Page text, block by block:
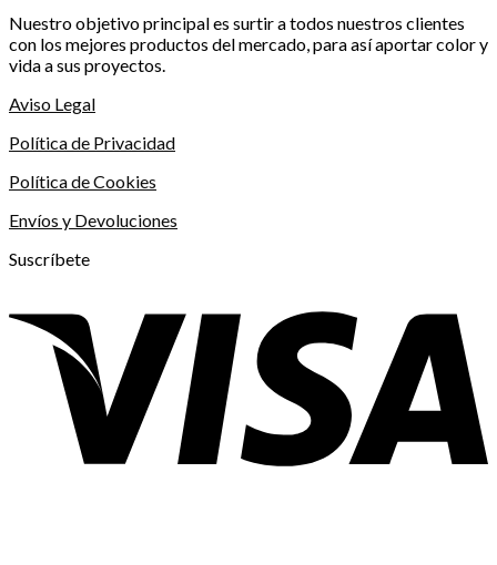
Nuestro objetivo principal es surtir a todos nuestros clientes
con los mejores productos del mercado, para así aportar color y
vida a sus proyectos.
Aviso Legal
Política de Privacidad
Política de Cookies
Envíos y Devoluciones
Suscríbete